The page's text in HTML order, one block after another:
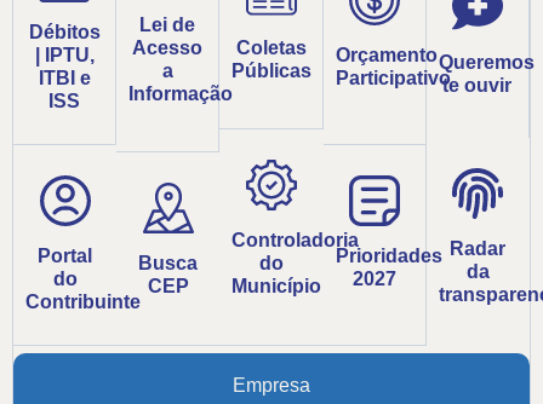
Empresa
Débitos
| IPTU,
ITBI e
ISS
Portal
do
Contribuinte
Lei de
Acesso
a
Informação
Busca
CEP
Coletas
Públicas
Controladoria
do
Município
Orçamento
Participativo
Prioridades
2027
Queremos
te ouvir
Radar
da